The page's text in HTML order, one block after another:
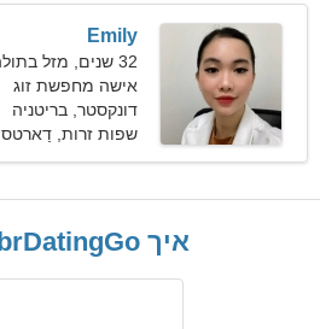
Emily
32 שנים, מזל בתולה
אישה מחפשת זוג
דונקסטר, בריטניה
שפות זרות, דַארטס
איך GbrDatingGo עובד